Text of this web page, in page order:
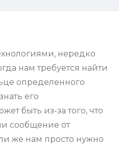
нередко
нам требуется найти
определенного
его
быть из-за того, что
сообщение от
же нам просто нужно